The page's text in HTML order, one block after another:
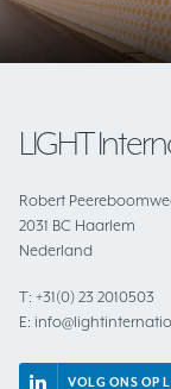
Bekijk deze
LIGHT
Robert
2031 BC Haarlem
Nederland
T: +31(0) 23 2010503
E:
VOLG ONS OP